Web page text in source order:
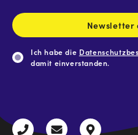
Newsletter
Ich habe die
damit einverstanden.
+43